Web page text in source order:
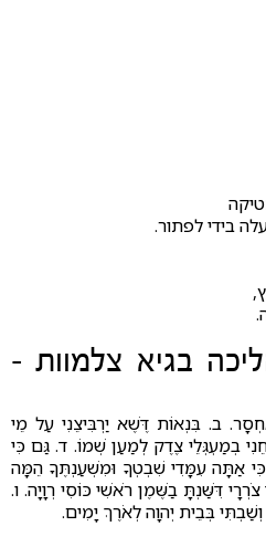
בידי לפתור.
בגיא צלמוות -
ב. בִּנְאוֹת דֶּשֶׁא יַרְבִּיצֵנִי עַל מֵי
בְמַעְגְּלֵי צֶדֶק לְמַעַן שְׁמוֹ. ד. גַּם כִּי
אַתָּה עִמָּדִי שִׁבְטְךָ וּמִשְׁעַנְתֶּךָ הֵמָּה
דִּשַּׁנְתָּ בַשֶּׁמֶן רֹאשִׁי כּוֹסִי רְוָיָה. ו.
וְשַׁבְתִּי בְּבֵית יְהוָה לְאֹרֶךְ יָמִים.